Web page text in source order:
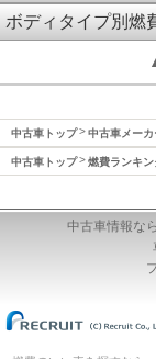
ボディタイプ別燃
中古車トップ 中古車メーカ
中古車トップ 燃費ランキン
中古車情報な